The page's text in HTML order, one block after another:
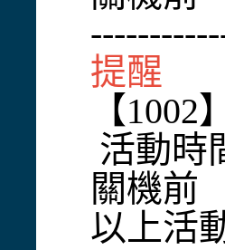
提醒
【
活動時
關機前
以上活